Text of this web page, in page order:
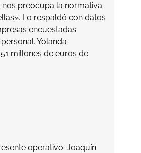
nos preocupa la normativa
Lo respaldó con datos
encuestadas
Yolanda
millones de euros de
operativo. Joaquín